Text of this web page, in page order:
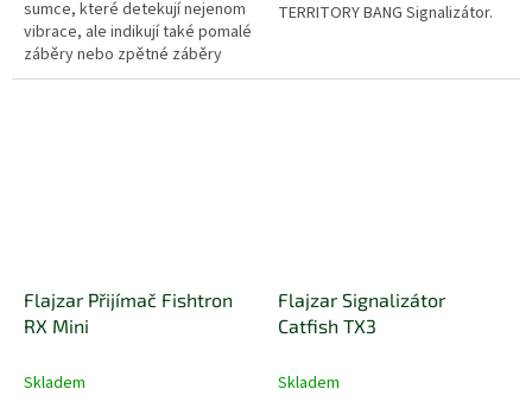
sumce, které detekují nejenom
vibrace, ale indikují také pomalé
záběry nebo zpětné záběry
(padáky). Hlásičům TOPCAT nic
TERRITORY BANG Signalizátor.
Flajzar Přijímač Fishtron
RX Mini
Skladem
Flajzar Signalizátor
Catfish TX3
Skladem